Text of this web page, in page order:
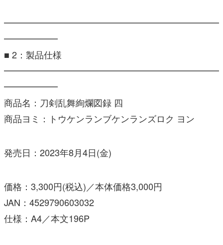
━━━━━━━━━━━━━━━━━━━━━━━━
━━━━━━
■ 2：製品仕様
━━━━━━━━━━━━━━━━━━━━━━━━
━━━━━━
商品名： 刀剣乱舞絢爛図録 四
商品ヨミ：トウケンランブケンランズロク ヨン
発売日：2023年8月4日(金)
価格：3,300円(税込)／本体価格3,000円
JAN：4529790603032
仕様：A4／本文196P